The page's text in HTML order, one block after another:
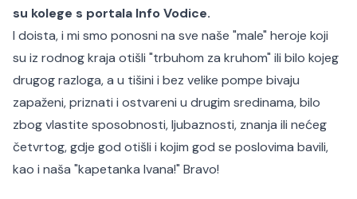
su kolege s portala Info Vodice.
I doista, i mi smo ponosni na sve naše "male" heroje koji
su iz rodnog kraja otišli "trbuhom za kruhom" ili bilo kojeg
drugog razloga, a u tišini i bez velike pompe bivaju
zapaženi, priznati i ostvareni u drugim sredinama, bilo
zbog vlastite sposobnosti, ljubaznosti, znanja ili nećeg
četvrtog, gdje god otišli i kojim god se poslovima bavili,
kao i naša "kapetanka Ivana!" Bravo!